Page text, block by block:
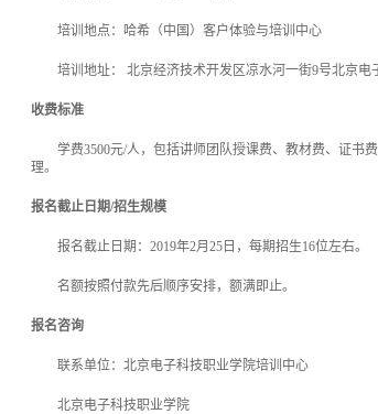
培训地点：哈希（中国）客户体验与培训中心
培训地址： 北京经济技术开发区凉水河一街9号北京电
收费标准
学费3500元/人，包括讲师团队授课费、教材费、证书
理。
报名截止日期/招生规模
报名截止日期：2019年2月25日，每期招生16位左右。
名额按照付款先后顺序安排，额满即止。
报名咨询
联系单位：北京电子科技职业学院培训中心
北京电子科技职业学院